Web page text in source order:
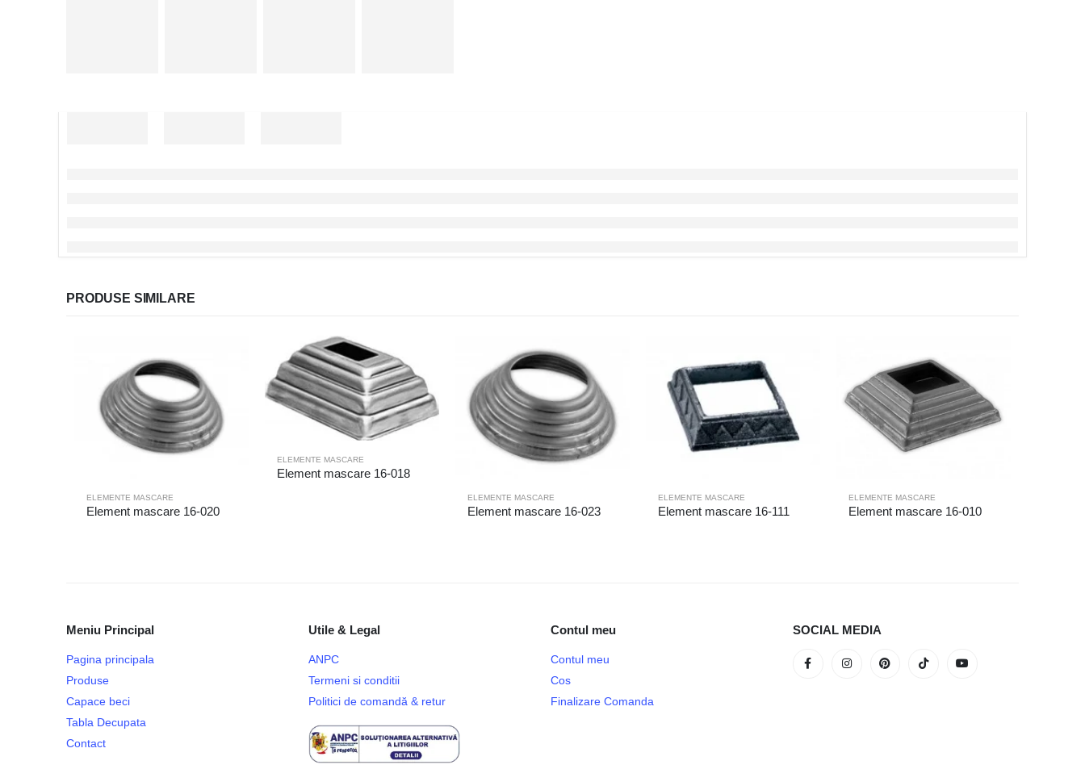
PRODUSE SIMILARE
ELEMENTE MASCARE
Element mascare 16-020
ELEMENTE MASCARE
Element mascare 16-018
ELEMENTE MASCARE
Element mascare 16-023
ELEMENTE MASCARE
Element mascare 16-111
ELEMENTE MASCARE
Element mascare 16-010
Meniu Principal
Pagina principala
Produse
Capace beci
Tabla Decupata
Contact
Utile & Legal
ANPC
Termeni si conditii
Politici de comandă & retur
Contul meu
Contul meu
Cos
Finalizare Comanda
SOCIAL MEDIA